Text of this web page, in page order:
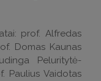
prof. Alfredas
Domas Kaunas
Peluritytė-
Paulius Vaidotas